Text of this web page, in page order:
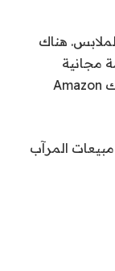
هناك
مجانية
للملابس وتقدم لك أسعارًا ممتازة. ثم هناك Amazon
مبيعات المرآب